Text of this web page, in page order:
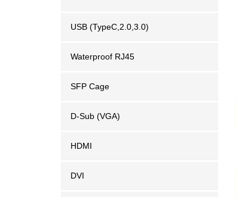
USB (TypeC,2.0,3.0)
Waterproof RJ45
SFP Cage
D-Sub (VGA)
HDMI
DVI